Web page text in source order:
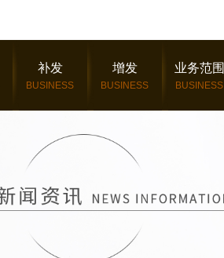
补发
BUSINESS
增发
BUSINESS
业务范围
BUSINESS